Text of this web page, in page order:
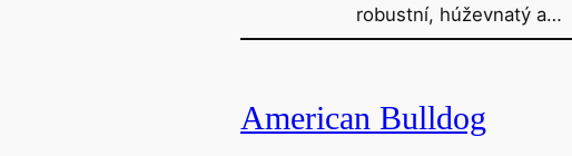
robustní, húževnatý a…
American Bulldog